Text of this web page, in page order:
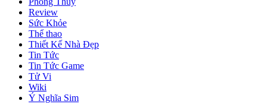
Review
Sức Khỏe
Thể thao
Thiết Kế Nhà Đẹp
Tin Tức
Tin Tức Game
Tử Vi
Wiki
Ý Nghĩa Sim